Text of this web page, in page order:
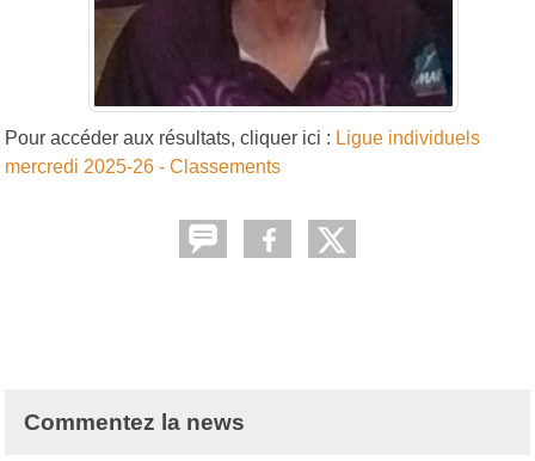
Pour accéder aux résultats, cliquer ici : Ligue individuels
mercredi 2025-26 - Classements
Commentez la news